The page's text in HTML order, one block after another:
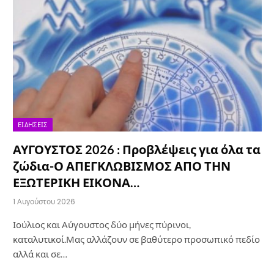
ΕΙΔΉΣΕΙΣ
ΑΥΓΟΥΣΤΟΣ 2026 : Προβλέψεις για όλα τα
ζώδια-Ο ΑΠΕΓΚΛΩΒΙΣΜΟΣ ΑΠΟ ΤΗΝ
ΕΞΩΤΕΡΙΚΗ ΕΙΚΟΝΑ…
1 Αυγούστου 2026
Ιούλιος και Αύγουστος δύο μήνες πύρινοι,
καταλυτικοί.Μας αλλάζουν σε βαθύτερο προσωπικό πεδίο
αλλά και σε…